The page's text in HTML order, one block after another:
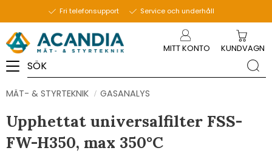
Fri telefonsupport Service och underhåll
MITT KONTO KUNDVAGN
MÄT- & STYRTEKNIK GASANALYS
Upphettat universalfilter FSS-
FW-H350, max 350°C